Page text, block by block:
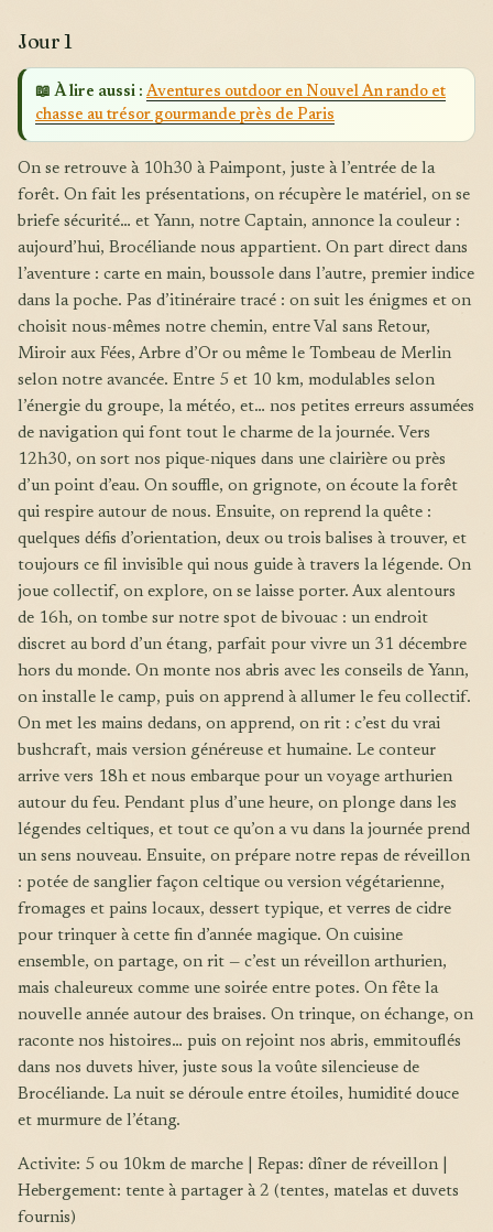
Jour 1
📖 À lire aussi : Aventures outdoor en Nouvel An rando et
chasse au trésor gourmande près de Paris
On se retrouve à 10h30 à Paimpont, juste à l’entrée de la
forêt. On fait les présentations, on récupère le matériel, on se
briefe sécurité… et Yann, notre Captain, annonce la couleur :
aujourd’hui, Brocéliande nous appartient. On part direct dans
l’aventure : carte en main, boussole dans l’autre, premier indice
dans la poche. Pas d’itinéraire tracé : on suit les énigmes et on
choisit nous-mêmes notre chemin, entre Val sans Retour,
Miroir aux Fées, Arbre d’Or ou même le Tombeau de Merlin
selon notre avancée. Entre 5 et 10 km, modulables selon
l’énergie du groupe, la météo, et… nos petites erreurs assumées
de navigation qui font tout le charme de la journée. Vers
12h30, on sort nos pique-niques dans une clairière ou près
d’un point d’eau. On souffle, on grignote, on écoute la forêt
qui respire autour de nous. Ensuite, on reprend la quête :
quelques défis d’orientation, deux ou trois balises à trouver, et
toujours ce fil invisible qui nous guide à travers la légende. On
joue collectif, on explore, on se laisse porter. Aux alentours
de 16h, on tombe sur notre spot de bivouac : un endroit
discret au bord d’un étang, parfait pour vivre un 31 décembre
hors du monde. On monte nos abris avec les conseils de Yann,
on installe le camp, puis on apprend à allumer le feu collectif.
On met les mains dedans, on apprend, on rit : c’est du vrai
bushcraft, mais version généreuse et humaine. Le conteur
arrive vers 18h et nous embarque pour un voyage arthurien
autour du feu. Pendant plus d’une heure, on plonge dans les
légendes celtiques, et tout ce qu’on a vu dans la journée prend
un sens nouveau. Ensuite, on prépare notre repas de réveillon
: potée de sanglier façon celtique ou version végétarienne,
fromages et pains locaux, dessert typique, et verres de cidre
pour trinquer à cette fin d’année magique. On cuisine
ensemble, on partage, on rit — c’est un réveillon arthurien,
mais chaleureux comme une soirée entre potes. On fête la
nouvelle année autour des braises. On trinque, on échange, on
raconte nos histoires… puis on rejoint nos abris, emmitouflés
dans nos duvets hiver, juste sous la voûte silencieuse de
Brocéliande. La nuit se déroule entre étoiles, humidité douce
et murmure de l’étang.
Activite: 5 ou 10km de marche | Repas: dîner de réveillon |
Hebergement: tente à partager à 2 (tentes, matelas et duvets
fournis)